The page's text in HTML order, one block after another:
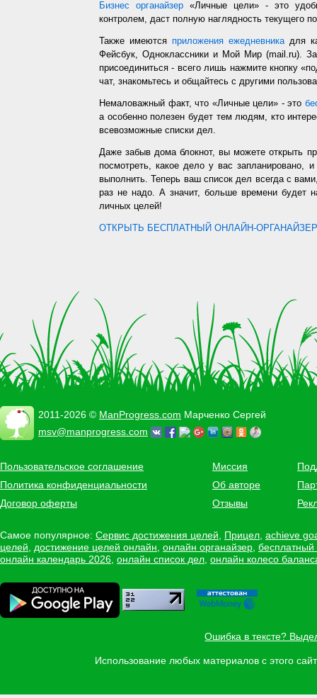
Бизнес органайзер «Личные цели» - это
контролем, даст полную наглядность текущего
Также имеются приложения ежедневникадля
Фейсбук, Одноклассники и Мой Мир (mail.ru).
присоединиться - всего лишь нажмите кнопку
чат, знакомьтесь и общайтесь с другими
Немаловажный факт, что «Личные цели» - это
а особенно полезен будет тем людям, кто
всевозможные списки дел.
Даже забыв дома блокнот, вы можете открыть
посмотреть, какое дело у вас запланировано,
выполнить. Теперь ваш список дел всегда с
раз не надо. А значит, больше времени будет
личных целей!
ОТКРЫТЬ БЕСПЛАТНЫЙ ОНЛАЙН-
2011-2026 © ManProgress.com Марченко Сергей
msv@manprogress.com
Пользовательское соглашение
Политика конфиденциальности
Договор оферты
Миссия
Об авторе
Отзывы
Самое популярное: Сервис достижения целей Прицел achieve
целей
достижение целей онлайн онлайн органайзер
онлайн календарь 2026 онлайн список дел онлайн колесо
Ошибка в тексте?
Использование любых материалов с этого
Задать вопрос